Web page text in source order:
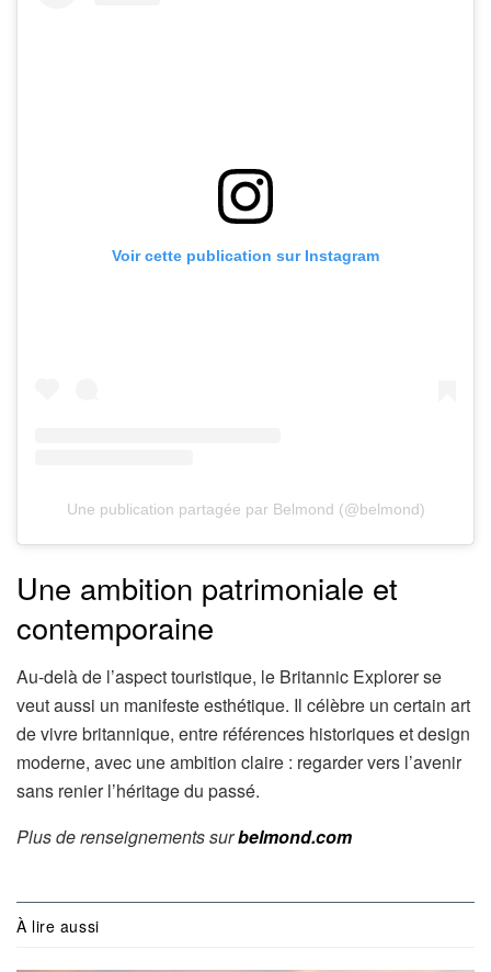
Voir cette publication sur Instagram
Une publication partagée par Belmond (@belmond)
Une ambition patrimoniale et
contemporaine
Au-delà de l’aspect touristique, le Britannic Explorer se
veut aussi un manifeste esthétique. Il célèbre un certain art
de vivre britannique, entre références historiques et design
moderne, avec une ambition claire : regarder vers l’avenir
sans renier l’héritage du passé.
Plus de renseignements surbelmond.com
À lire aussi